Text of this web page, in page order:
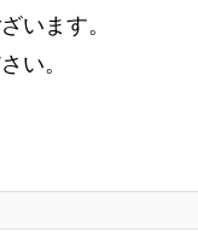
います。
い。